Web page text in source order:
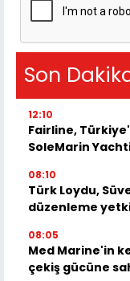
Son
12:10
Fairline,
SoleMarin
08:10
Türk Loydu,
düzenleme
08:05
Med Marine'in
çekiş gücüne